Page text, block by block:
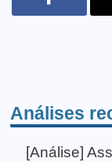
Análises
[Análise]